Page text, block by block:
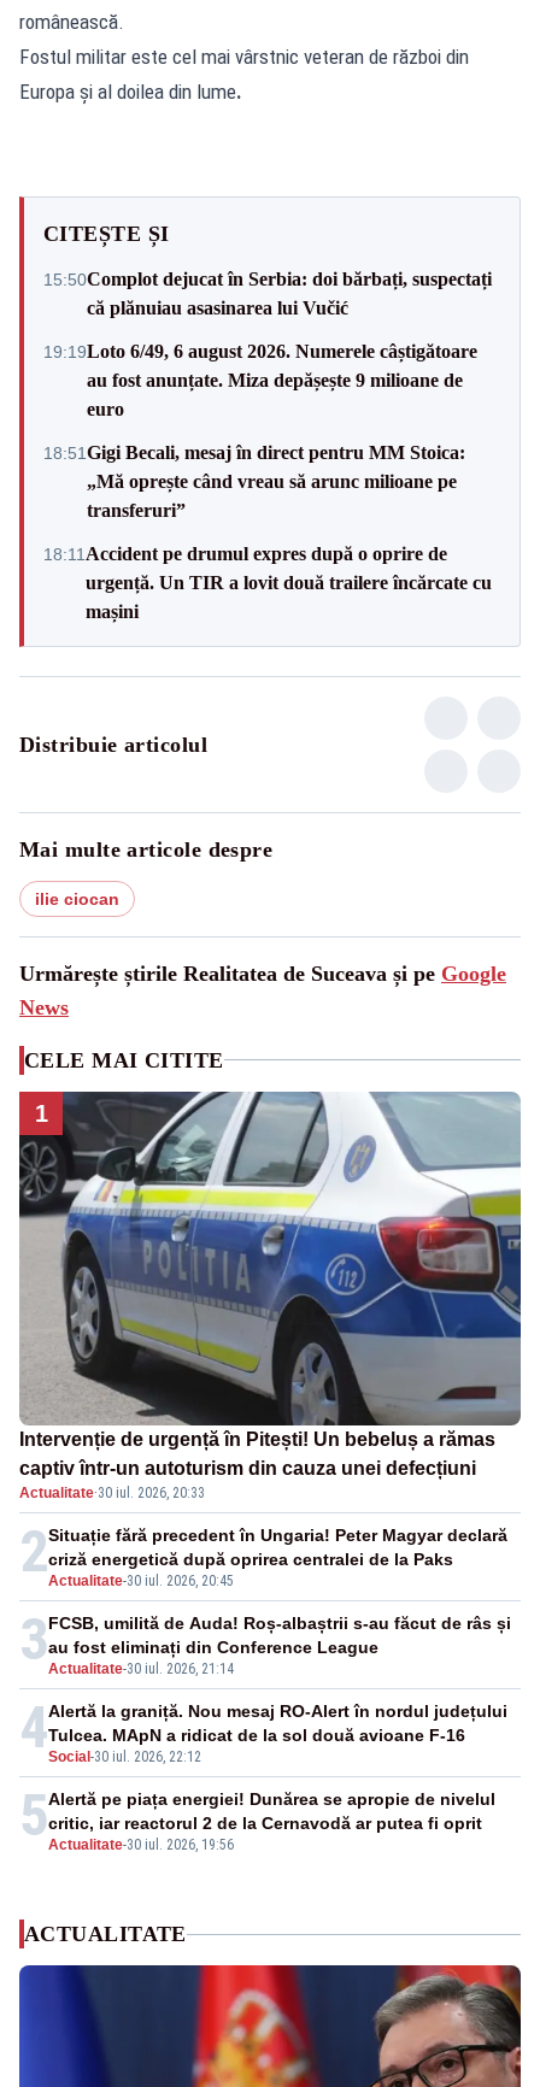
românească.
Fostul militar este cel mai vârstnic veteran de război din
Europa și al doilea din lume.
CITEȘTE ȘI
15:50Complot dejucat în Serbia: doi bărbați, suspectați
că plănuiau asasinarea lui Vučić
19:19Loto 6/49, 6 august 2026. Numerele câștigătoare
au fost anunțate. Miza depășește 9 milioane de
euro
18:51Gigi Becali, mesaj în direct pentru MM Stoica:
„Mă oprește când vreau să arunc milioane pe
transferuri”
18:11 Accident pe drumul expres după o oprire de
urgență. Un TIR a lovit două trailere încărcate cu
mașini
Distribuie articolul
Mai multe articole despre
ilie ciocan
Urmărește știrile Realitatea de Suceava și pe Google
News
CELE MAI CITITE
1
Intervenție de urgență în Pitești! Un bebeluș a rămas
captiv într-un autoturism din cauza unei defecțiuni
Actualitate·30 iul. 2026, 20:33
2Actualitate-30 iul. 2026, 20:45
Situație fără precedent în Ungaria! Peter Magyar declară
criză energetică după oprirea centralei de la Paks
3Actualitate-30 iul. 2026, 21:14
FCSB, umilită de Auda! Roș-albaștrii s-au făcut de râs și
au fost eliminați din Conference League
4Social -30 iul. 2026, 22:12
Alertă la graniță. Nou mesaj RO-Alert în nordul județului
Tulcea. MApN a ridicat de la sol două avioane F-16
5Actualitate-30 iul. 2026, 19:56
Alertă pe piața energiei! Dunărea se apropie de nivelul
critic, iar reactorul 2 de la Cernavodă ar putea fi oprit
ACTUALITATE